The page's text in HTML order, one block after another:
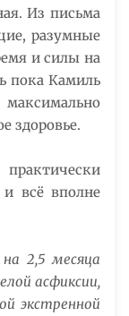
Из письма
разумные
и силы на
пока Камиль
здоровье.
всё вполне
2,5 месяца
асфиксии,
экстренной